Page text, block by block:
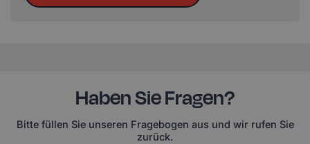
Haben Sie Fragen?
Bitte füllen Sie unseren Fragebogen aus und wir rufen Sie
zurück.